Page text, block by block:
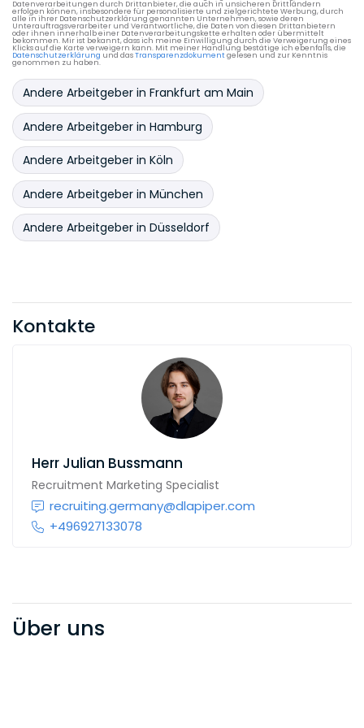
Transport- und Speditionsrecht Umweltrecht
Urheber- und Medienrecht Vergaberecht
Versicherungsrecht Vertragsrecht
Vertriebsrecht Verwaltungsrecht
Wirtschaftsstrafrecht Zivilprozessrecht
Datenverarbeitungen durch Drittanbieter, die auch in unsicheren Drittländern
erfolgen können, insbesondere für personalisierte und zielgerichtete Werbung, durch
alle in ihrer Datenschutzerklärung genannten Unternehmen, sowie deren
Unterauftragsverarbeiter und Verantwortliche, die Daten von diesen Drittanbietern
oder ihnen innerhalb einer Datenverarbeitungskette erhalten oder übermittelt
bekommen. Mir ist bekannt, dass ich meine Einwilligung durch die Verweigerung eines
Klicks auf die Karte verweigern kann. Mit meiner Handlung bestätige ich ebenfalls, die
Datenschutzerklärung und dasTransparenzdokumentgelesen und zur Kenntnis
genommen zu haben.
Andere Arbeitgeber in Frankfurt am Main
Andere Arbeitgeber in Hamburg
Andere Arbeitgeber in Köln
Andere Arbeitgeber in München
Andere Arbeitgeber in Düsseldorf
Kontakte
Herr Julian Bussmann
Recruitment Marketing Specialist
recruiting.germany@dlapiper.com
+496927133078
Über uns